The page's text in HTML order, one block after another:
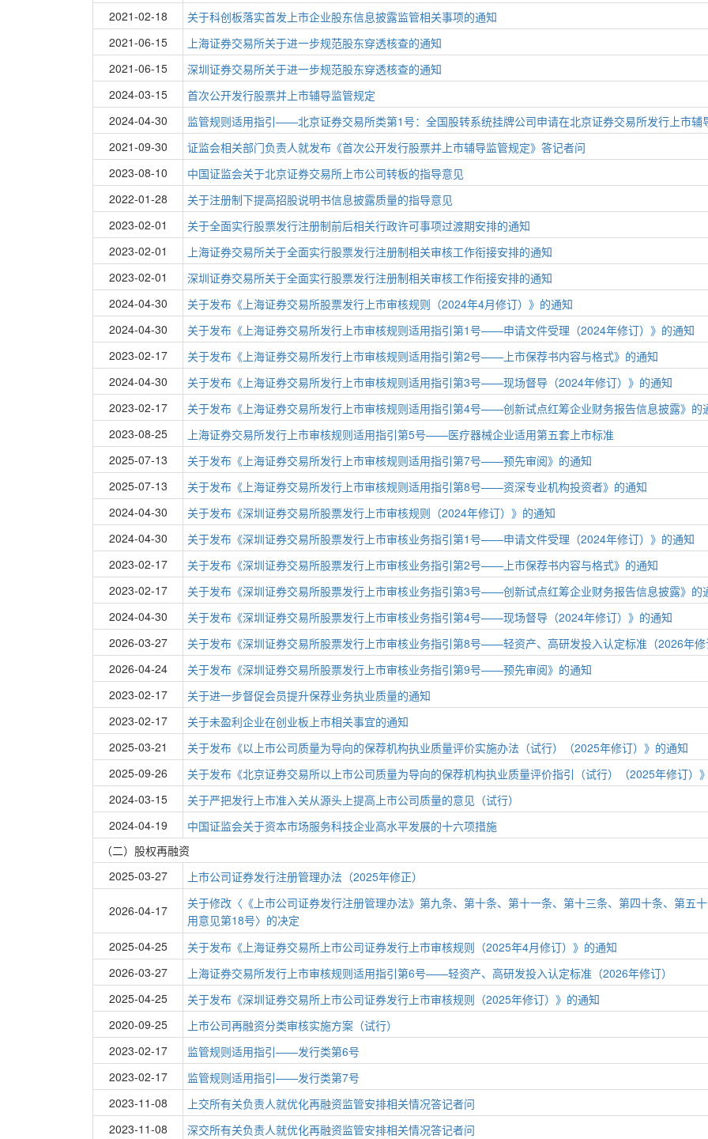
2021-02-18
关于科创板落实首发上市企业股东信息披露监管相关事项的通知
2021-06-15
上海证券交易所关于进一步规范股东穿透核查的通知
2021-06-15
深圳证券交易所关于进一步规范股东穿透核查的通知
2024-03-15
首次公开发行股票并上市辅导监管规定
2024-04-30
监管规则适用指引——北京证券交易所类第1号：全国股转系统挂牌公司申请在北京证券交易所发行上市辅
2021-09-30
证监会相关部门负责人就发布《首次公开发行股票并上市辅导监管规定》答记者问
2023-08-10
中国证监会关于北京证券交易所上市公司转板的指导意见
2022-01-28
关于注册制下提高招股说明书信息披露质量的指导意见
2023-02-01
关于全面实行股票发行注册制前后相关行政许可事项过渡期安排的通知
2023-02-01
上海证券交易所关于全面实行股票发行注册制相关审核工作衔接安排的通知
2023-02-01
深圳证券交易所关于全面实行股票发行注册制相关审核工作衔接安排的通知
2024-04-30
关于发布《上海证券交易所股票发行上市审核规则（2024年4月修订）》的通知
2024-04-30
关于发布《上海证券交易所发行上市审核规则适用指引第1号——申请文件受理（2024年修订）》的通知
2023-02-17
关于发布《上海证券交易所发行上市审核规则适用指引第2号——上市保荐书内容与格式》的通知
2024-04-30
关于发布《上海证券交易所发行上市审核规则适用指引第3号——现场督导（2024年修订）》的通知
2023-02-17
关于发布《上海证券交易所发行上市审核规则适用指引第4号——创新试点红筹企业财务报告信息披露》的
2023-08-25
上海证券交易所发行上市审核规则适用指引第5号——医疗器械企业适用第五套上市标准
2025-07-13
关于发布《上海证券交易所发行上市审核规则适用指引第7号——预先审阅》的通知
2025-07-13
关于发布《上海证券交易所发行上市审核规则适用指引第8号——资深专业机构投资者》的通知
2024-04-30
关于发布《深圳证券交易所股票发行上市审核规则（2024年修订）》的通知
2024-04-30
关于发布《深圳证券交易所股票发行上市审核业务指引第1号——申请文件受理（2024年修订）》的通知
2023-02-17
关于发布《深圳证券交易所股票发行上市审核业务指引第2号——上市保荐书内容与格式》的通知
2023-02-17
关于发布《深圳证券交易所股票发行上市审核业务指引第3号——创新试点红筹企业财务报告信息披露》的
2024-04-30
关于发布《深圳证券交易所股票发行上市审核业务指引第4号——现场督导（2024年修订）》的通知
2026-03-27
关于发布《深圳证券交易所股票发行上市审核业务指引第8号——轻资产、高研发投入认定标准（2026年修
2026-04-24
关于发布《深圳证券交易所股票发行上市审核业务指引第9号——预先审阅》的通知
2023-02-17
关于进一步督促会员提升保荐业务执业质量的通知
2023-02-17
关于未盈利企业在创业板上市相关事宜的通知
2025-03-21
关于发布《以上市公司质量为导向的保荐机构执业质量评价实施办法（试行）（2025年修订）》的通知
2025-09-26
关于发布《北京证券交易所以上市公司质量为导向的保荐机构执业质量评价指引（试行）（2025年修订）
2024-03-15
关于严把发行上市准入关从源头上提高上市公司质量的意见（试行）
2024-04-19
中国证监会关于资本市场服务科技企业高水平发展的十六项措施
（二）股权再融资
2025-03-27
上市公司证券发行注册管理办法（2025年修正）
2026-04-17
关于修改〈《上市公司证券发行注册管理办法》第九条、第十条、第十一条、第十三条、第四十条、第
用意见第18号〉的决定
2025-04-25
关于发布《上海证券交易所上市公司证券发行上市审核规则（2025年4月修订）》的通知
2026-03-27
上海证券交易所发行上市审核规则适用指引第6号——轻资产、高研发投入认定标准（2026年修订）
2025-04-25
关于发布《深圳证券交易所上市公司证券发行上市审核规则（2025年修订）》的通知
2020-09-25
上市公司再融资分类审核实施方案（试行）
2023-02-17
监管规则适用指引——发行类第6号
2023-02-17
监管规则适用指引——发行类第7号
2023-11-08
上交所有关负责人就优化再融资监管安排相关情况答记者问
2023-11-08
深交所有关负责人就优化再融资监管安排相关情况答记者问